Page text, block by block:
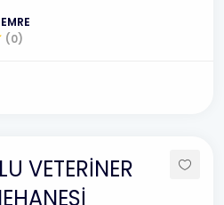
(0)
VETERİNER